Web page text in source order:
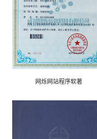
网烁网站程序软著